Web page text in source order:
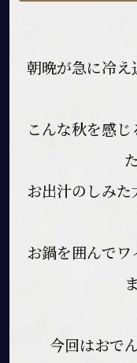
朝晩が急に冷
こんな秋を感
お出汁のしみ
お鍋を囲んで
今回はおで